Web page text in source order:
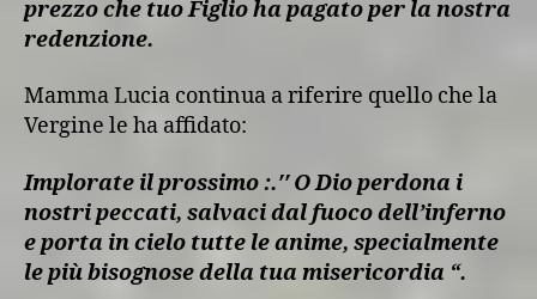
prezzo che tuo Figlio ha pagato per la nostra
redenzione.
Mamma Lucia continua a riferire quello che la
Vergine le ha affidato:
Implorate il prossimo :.′′ O Dio perdona i
nostri peccati, salvaci dal fuoco dell’inferno
e porta in cielo tutte le anime, specialmente
le più bisognose della tua misericordia “.